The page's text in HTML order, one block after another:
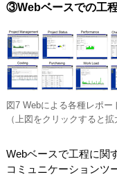
③Webベースでの工
図7 Webによる各種レポー
（上図をクリックすると
Webベースで工程に関
コミュニケーションツ